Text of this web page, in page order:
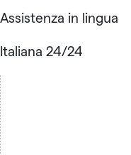
Assistenza in lingua
Italiana 24/24